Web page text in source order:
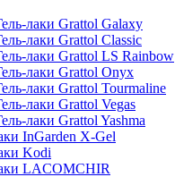
лаки Grattol Galaxy
лаки Grattol Classic
лаки Grattol LS Rainbow
лаки Grattol Onyx
лаки Grattol Tourmaline
лаки Grattol Vegas
лаки Grattol Yashma
InGarden X-Gel
Kodi
LACOMCHIR